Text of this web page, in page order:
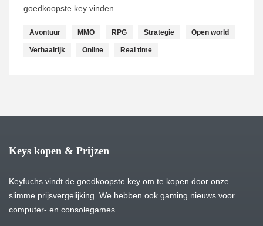
goedkoopste key vinden.
Avontuur MMO RPG Strategie Open world
Verhaalrijk Online Real time
Keys kopen & Prijzen
Keyfuchs vindt de goedkoopste key om te kopen door onze
slimme prijsvergelijking. We hebben ook gaming nieuws voor
computer- en consolegames.